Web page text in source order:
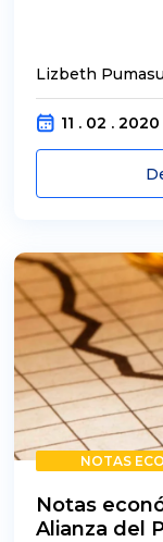
Lizbeth
11 . 02 . 2020
NOTAS
Notas
Alianza del